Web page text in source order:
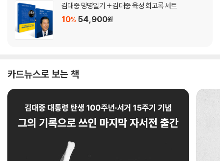
김대중 망명일기 + 김대중 육성 회고록 세트
10% 54,900원
카드뉴스로 보는 책